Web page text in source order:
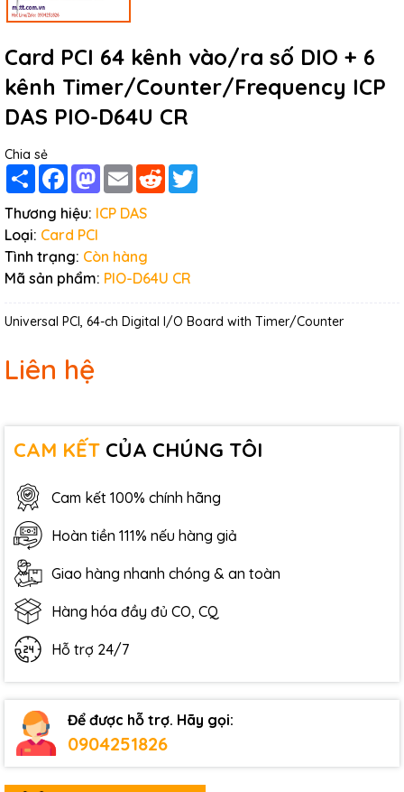
Card PCI 64 kênh vào/ra số DIO + 6
kênh Timer/Counter/Frequency ICP
DAS PIO-D64U CR
Chia sẻ
Share FacebookMastodon
Email Reddit
Thương hiệu: ICP DAS
Loại: Card PCI
Tình trạng: Còn hàng
Mã sản phẩm: PIO-D64U CR
Universal PCI, 64-ch Digital I/O Board with Timer/Counter
Liên hệ
CAM KẾT CỦA CHÚNG TÔI
Cam kết 100% chính hãng
Hoàn tiền 111% nếu hàng giả
Giao hàng nhanh chóng & an toàn
Hàng hóa đầy đủ CO, CQ
Hỗ trợ 24/7
Để được hỗ trợ. Hãy gọi:
0904251826